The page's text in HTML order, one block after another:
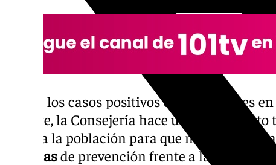
Dados los casos positivos entre animales
octubre, la Consejería hace un
como a la población para que no bajen la
medidasde prevención frente a las